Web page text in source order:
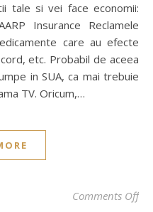
tale si vei face economii:
Insurance Reclamele
care au efecte
etc. Probabil de aceea
in SUA, ca mai trebuie
TV. Oricum,…
Comments Offon